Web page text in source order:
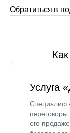
Обратиться в
Услуга
его